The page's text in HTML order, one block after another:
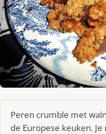
Peren crumble met
de Europese keuken.